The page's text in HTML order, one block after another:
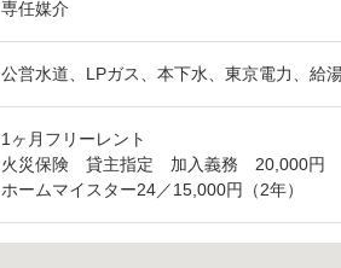
専任媒介
公営水道、LPガス、本下水、東京電力、給
1ヶ月フリーレント
火災保険 貸主指定 加入義務 20,000円
ホームマイスター24／15,000円（2年）